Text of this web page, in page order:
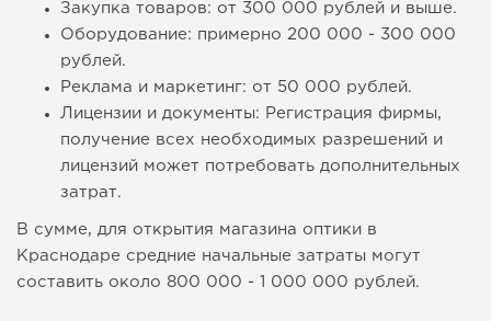
Закупка товаров: от 300 000 рублей и выше.
Оборудование: примерно 200 000 - 300 000
рублей.
Реклама и маркетинг: от 50 000 рублей.
Лицензии и документы: Регистрация фирмы,
получение всех необходимых разрешений и
лицензий может потребовать дополнительных
затрат.
В сумме, для открытия магазина оптики в
Краснодаре средние начальные затраты могут
составить около 800 000 - 1 000 000 рублей.